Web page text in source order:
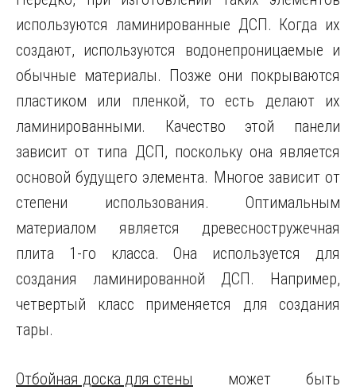
используются ламинированные ДСП. Когда их
создают, используются водонепроницаемые и
обычные материалы. Позже они покрываются
пластиком или пленкой, то есть делают их
ламинированными. Качество этой панели
зависит от типа ДСП, поскольку она является
основой будущего элемента. Многое зависит от
степени использования. Оптимальным
материалом является древесностружечная
плита 1-го класса. Она используется для
создания ламинированной ДСП. Например,
четвертый класс применяется для создания
тары.
Отбойная доска для стены может быть